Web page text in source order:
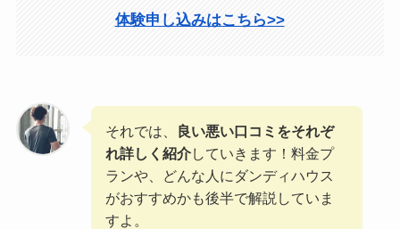
体験申し込みはこちら>>
それでは、
良い悪い口コミをそれぞ
れ詳しく紹介していきます！料金プ
ランや、どんな人にダンディハウス
がおすすめかも後半で解説していま
すよ。